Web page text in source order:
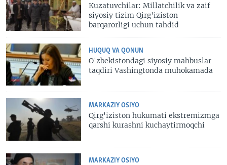
Kuzatuvchilar: Millatchilik va zaif
siyosiy tizim Qirg'iziston
barqarorligi uchun tahdid
HUQUQ VA QONUN
O'zbekistondagi siyosiy mahbuslar
taqdiri Vashingtonda muhokamada
MARKAZIY OSIYO
Qirg'iziston hukumati ekstremizmga
qarshi kurashni kuchaytirmoqchi
MARKAZIY OSIYO